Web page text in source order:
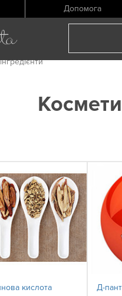
Допомога
кислота Д-